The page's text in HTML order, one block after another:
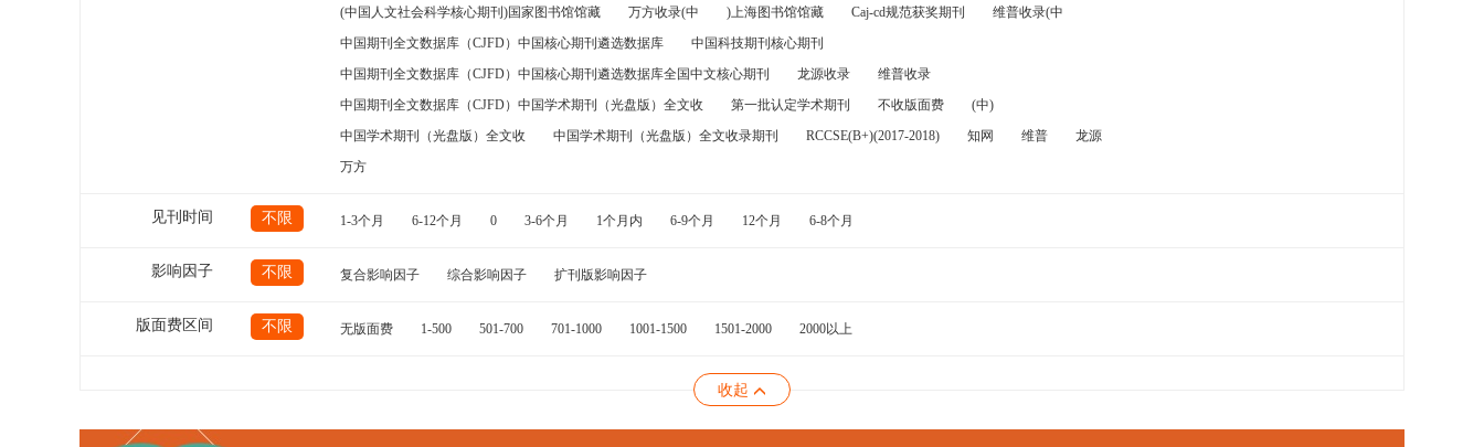
(中国人文社会科学核心期刊)国家图书馆馆藏
万方收录(中 )上海图书馆馆藏 Caj-cd规范获奖期刊
维普收录(中
中国期刊全文数据库（CJFD）中国核心期刊遴选数据库
中国科技期刊核心期刊
中国期刊全文数据库（CJFD）中国核心期刊遴选数据库全国中文核心期刊
龙源收录
维普收录
中国期刊全文数据库（CJFD）中国学术期刊（光盘版）全文收
第一批认定学术期刊 不收版面费
(中)
中国学术期刊（光盘版）全文收
中国学术期刊（光盘版）全文收录期刊 RCCSE(B+)(2017-2018) 知网 维普
龙源
万方
见刊时间 不限 1-3个月 6-12个月 0 3-6个月 1个月内 6-9个月 12个月 6-8个月
影响因子 不限 复合影响因子 综合影响因子 扩刊版影响因子
版面费区间 不限 无版面费 1-500 501-700 701-1000 1001-1500 1501-2000 2000以上
收起